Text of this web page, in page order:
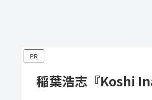
PR
稲葉浩志『Koshi